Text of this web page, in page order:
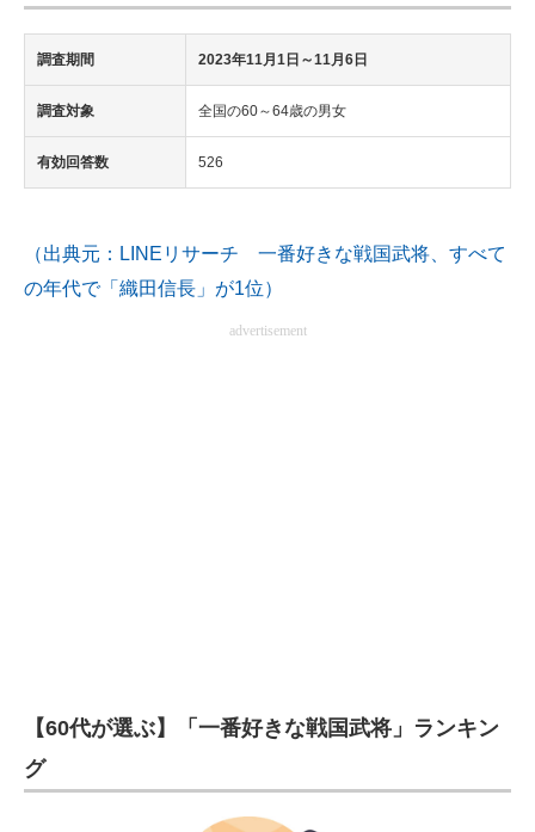
調査期間 2023年11月1日～11月6日
調査対象 全国の60～64歳の男女
有効回答数 526
（出典元：LINEリサーチ 一番好きな戦国武将、すべて
の年代で「織田信長」が1位）
advertisement
【60代が選ぶ】「一番好きな戦国武将」ランキン
グ